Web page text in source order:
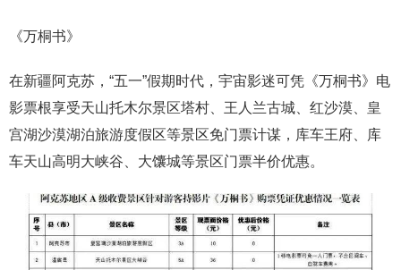
《万桐书》
在新疆阿克苏，“五一”假期时代，宇宙影迷可凭《万桐书》电
影票根享受天山托木尔景区塔村、王人兰古城、红沙漠、皇
宫湖沙漠湖泊旅游度假区等景区免门票计谋，库车王府、库
车天山高明大峡谷、大馕城等景区门票半价优惠。